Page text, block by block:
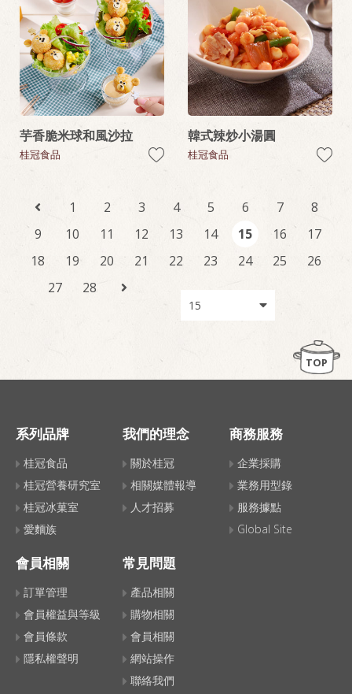
芋香脆米球和風沙拉
桂冠食品
韓式辣炒小湯圓
桂冠食品
1 2 3 4 5 6 7
8
9
10 11 12 13 14 15 16
17
18
19 20 21 22 23 24 25
26
27
28
TOP
系列品牌
桂冠食品
桂冠營養研究室
桂冠冰菓室
愛麵族
我們的理念
關於桂冠
相關媒體報導
人才招募
商務服務
企業採購
業務用型錄
服務據點
Global Site
會員相關
訂單管理
會員權益與等級
會員條款
隱私權聲明
常見問題
產品相關
購物相關
會員相關
網站操作
聯絡我們